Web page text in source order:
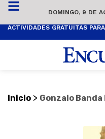
DOMINGO, 9 DE
Inicio > Gonzalo